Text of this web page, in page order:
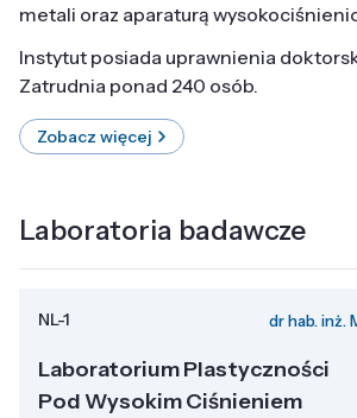
metali oraz aparaturą
Instytut posiada uprawnienia
Zatrudnia ponad 240 osób.
Zobacz więcej
Laboratoria badawcze
NL-1 dr hab. inż.
Laboratorium Plastyczności
Pod Wysokim Ciśnieniem